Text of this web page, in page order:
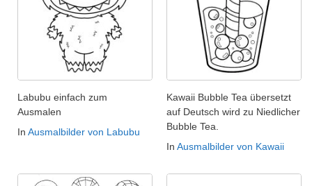
Labubu einfach zum
Ausmalen
In Ausmalbilder von Labubu
Kawaii Bubble Tea übersetzt
auf Deutsch wird zu Niedlicher
Bubble Tea.
In Ausmalbilder von Kawaii